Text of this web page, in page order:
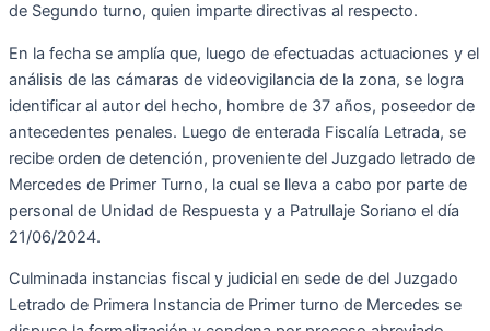
de Segundo turno, quien imparte directivas al respecto.
En la fecha se amplía que, luego de efectuadas actuaciones y el
análisis de las cámaras de videovigilancia de la zona, se logra
identificar al autor del hecho, hombre de 37 años, poseedor de
antecedentes penales. Luego de enterada Fiscalía Letrada, se
recibe orden de detención, proveniente del Juzgado letrado de
Mercedes de Primer Turno, la cual se lleva a cabo por parte de
personal de Unidad de Respuesta y a Patrullaje Soriano el día
21/06/2024.
Culminada instancias fiscal y judicial en sede de del Juzgado
Letrado de Primera Instancia de Primer turno de Mercedes se